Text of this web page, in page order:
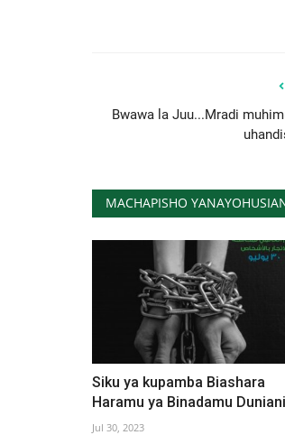
Bwawa la Juu...Mradi
MACHAPISHO
Siku ya kupamba Biashara
Haramu ya Binadamu Duniani
Jul 30, 2023